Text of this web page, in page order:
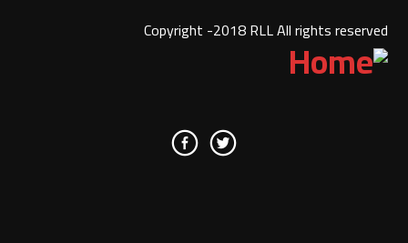
Copyright -2018 RLL All rights reserved